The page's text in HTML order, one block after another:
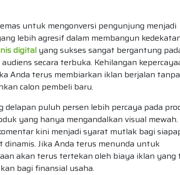
untuk mengonversi pengunjung menjadi
lebih agresif dalam membangun
digitalyang sukses sangat bergantung
secara terbuka. Kehilangan
Anda terus membiarkan iklan berjalan tanpa
calon pembeli baru.
puluh persen lebih percaya pada
yang hanya mengandalkan visual mewah.
kini menjadi syarat mutlak bagi
Jika Anda terus menunda untuk
akan terus tertekan oleh biaya iklan yang
bagi finansial usaha.